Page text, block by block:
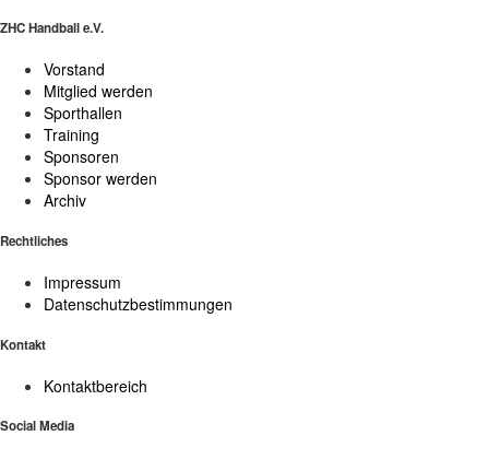
ZHC Handball e.V.
Vorstand
Mitglied werden
Sporthallen
Training
Sponsoren
Sponsor werden
Archiv
Rechtliches
Impressum
Datenschutzbestimmungen
Kontakt
Kontaktbereich
Social Media